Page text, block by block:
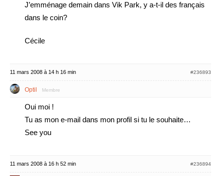
J’emménage demain dans Vik Park, y a-t-il des français
dans le coin?
Cécile
11 mars 2008 à 14 h 16 min #236893
Optil Membre
Oui moi !
Tu as mon e-mail dans mon profil si tu le souhaite…
See you
11 mars 2008 à 16 h 52 min #236894